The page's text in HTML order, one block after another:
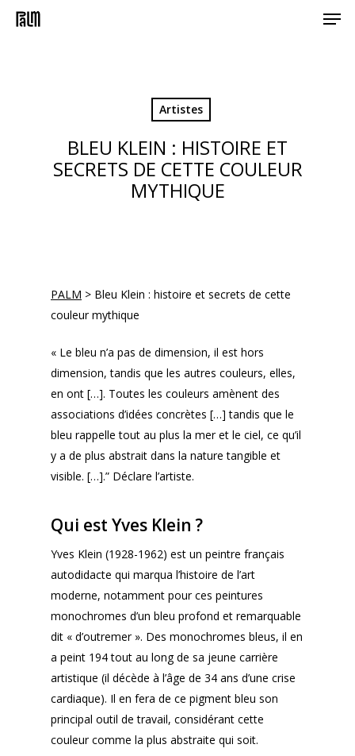
Skip
Artistes
BLEU KLEIN : HISTOIRE ET
SECRETS DE CETTE COULEUR
MYTHIQUE
PALM > Bleu Klein : histoire et secrets de cette
couleur mythique
« Le bleu n’a pas de dimension, il est hors
dimension, tandis que les autres couleurs, elles,
en ont […]. Toutes les couleurs amènent des
associations d’idées concrètes […] tandis que le
bleu rappelle tout au plus la mer et le ciel, ce qu’il
y a de plus abstrait dans la nature tangible et
visible. […].” Déclare l’artiste.
Qui est Yves Klein ?
Yves Klein (1928-1962) est un peintre français
autodidacte qui marqua l’histoire de l’art
moderne, notamment pour ces peintures
monochromes d’un bleu profond et remarquable
dit « d’outremer ». Des monochromes bleus, il en
a peint 194 tout au long de sa jeune carrière
artistique (il décède à l’âge de 34 ans d’une crise
cardiaque). Il en fera de ce pigment bleu son
principal outil de travail, considérant cette
couleur comme la plus abstraite qui soit.